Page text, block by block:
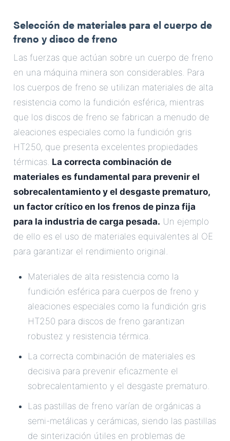
Selección de materiales para el cuerpo de
freno y disco de freno
Las fuerzas que actúan sobre un cuerpo de freno
en una máquina minera son considerables. Para
los cuerpos de freno se utilizan materiales de alta
resistencia como la fundición esférica, mientras
que los discos de freno se fabrican a menudo de
aleaciones especiales como la fundición gris
HT250, que presenta excelentes propiedades
térmicas. La correcta combinación de
materiales es fundamental para prevenir el
sobrecalentamiento y el desgaste prematuro,
un factor crítico en los frenos de pinza fija
para la industria de carga pesada. Un ejemplo
de ello es el uso de materiales equivalentes al OE
para garantizar el rendimiento original.
Materiales de alta resistencia como la
fundición esférica para cuerpos de freno y
aleaciones especiales como la fundición gris
HT250 para discos de freno garantizan
robustez y resistencia térmica.
La correcta combinación de materiales es
decisiva para prevenir eficazmente el
sobrecalentamiento y el desgaste prematuro.
Las pastillas de freno varían de orgánicas a
semi-metálicas y cerámicas, siendo las pastillas
de sinterización útiles en problemas de